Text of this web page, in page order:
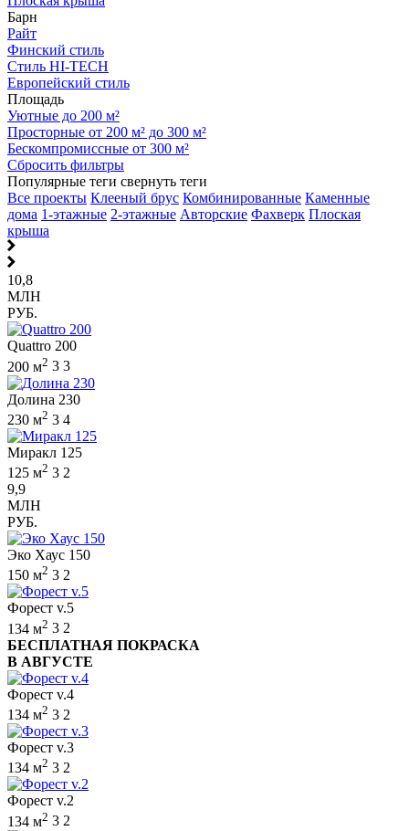
Барн
Райт
Финский стиль
Стиль HI-TECH
Европейский стиль
Площадь
Уютные до 200 м²
Просторные от 200 м² до 300 м²
Бескомпромиссные от 300 м²
Сбросить фильтры
Популярные теги свернуть теги
Все проекты Клееный брус Комбинированные Каменные
дома 1-этажные 2-этажные Авторские Фахверк Плоская
крыша
10,8
МЛН
РУБ.
Quattro 200
200 м2 3 3
Долина 230
230 м2 3 4
Миракл 125
125 м2 3 2
9,9
МЛН
РУБ.
Эко Хаус 150
150 м2 3 2
Форест v.5
134 м2 3 2
БЕСПЛАТНАЯ ПОКРАСКА
В АВГУСТЕ
Форест v.4
134 м2 3 2
Форест v.3
134 м2 3 2
Форест v.2
134 м2 3 2